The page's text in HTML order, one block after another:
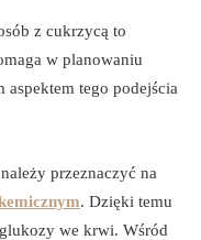
z cukrzycą to
w planowaniu
tego podejścia
przeznaczyć na
. Dzięki temu
we krwi. Wśród